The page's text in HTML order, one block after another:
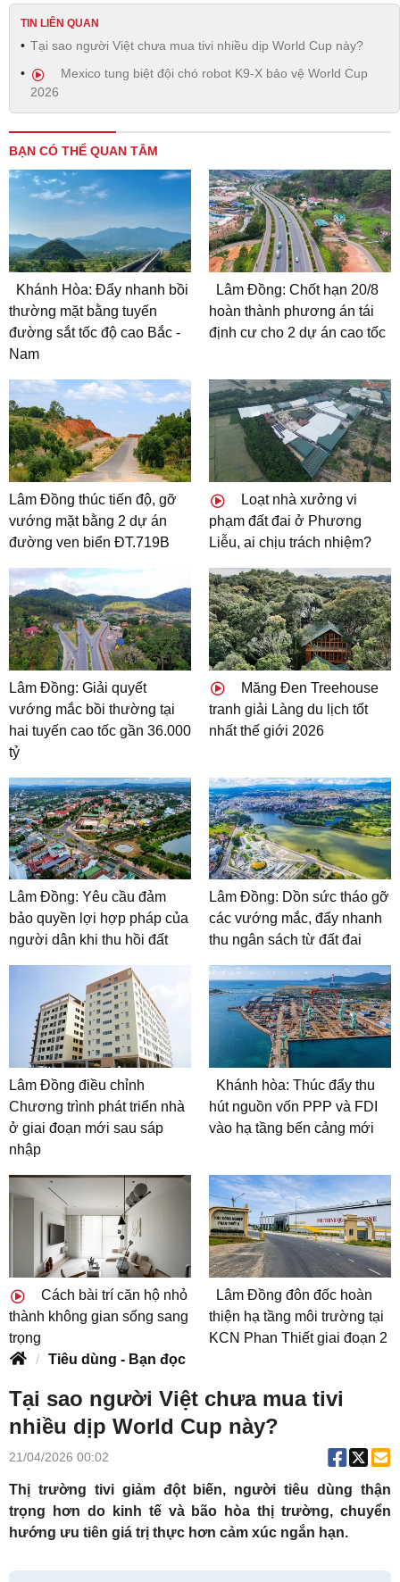
TIN LIÊN QUAN
Tại sao người Việt chưa mua tivi nhiều dịp World Cup này?
Mexico tung biệt đội chó robot K9-X bảo vệ World Cup
2026
BẠN CÓ THỂ QUAN TÂM
Khánh Hòa: Đẩy nhanh bồi
thường mặt bằng tuyến
đường sắt tốc độ cao Bắc -
Nam
Lâm Đồng: Chốt hạn 20/8
hoàn thành phương án tái
định cư cho 2 dự án cao tốc
Lâm Đồng thúc tiến độ, gỡ
vướng mặt bằng 2 dự án
đường ven biển ĐT.719B
Loạt nhà xưởng vi
phạm đất đai ở Phương
Liễu, ai chịu trách nhiệm?
Lâm Đồng: Giải quyết
vướng mắc bồi thường tại
hai tuyến cao tốc gần 36.000
tỷ
Măng Đen Treehouse
tranh giải Làng du lịch tốt
nhất thế giới 2026
Lâm Đồng: Yêu cầu đảm
bảo quyền lợi hợp pháp của
người dân khi thu hồi đất
Lâm Đồng: Dồn sức tháo gỡ
các vướng mắc, đẩy nhanh
thu ngân sách từ đất đai
Lâm Đồng điều chỉnh
Chương trình phát triển nhà
ở giai đoạn mới sau sáp
nhập
Khánh hòa: Thúc đẩy thu
hút nguồn vốn PPP và FDI
vào hạ tầng bến cảng mới
Cách bài trí căn hộ nhỏ
thành không gian sống sang
trọng
Lâm Đồng đôn đốc hoàn
thiện hạ tầng môi trường tại
KCN Phan Thiết giai đoạn 2
Tiêu dùng - Bạn đọc
Tại sao người Việt chưa mua tivi
nhiều dịp World Cup này?
21/04/2026 00:02
Thị trường tivi giảm đột biến, người tiêu dùng thận
trọng hơn do kinh tế và bão hòa thị trường, chuyển
hướng ưu tiên giá trị thực hơn cảm xúc ngắn hạn.